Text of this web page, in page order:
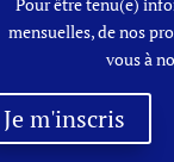
mensuelles, de nos
vous à
Je m'inscris